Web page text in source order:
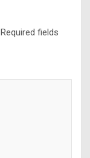
Required fields